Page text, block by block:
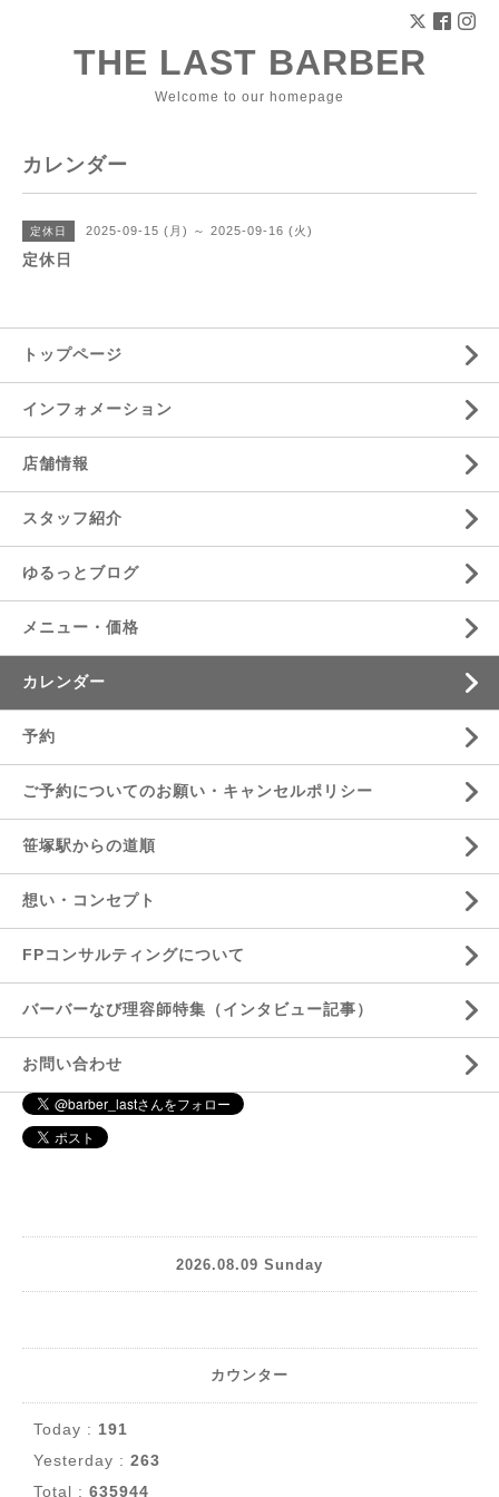
THE LAST BARBER
Welcome to our homepage
カレンダー
定休日 2025-09-15 (月) ～ 2025-09-16 (火)
定休日
トップページ
インフォメーション
店舗情報
スタッフ紹介
ゆるっとブログ
メニュー・価格
カレンダー
予約
ご予約についてのお願い・キャンセルポリシー
笹塚駅からの道順
想い・コンセプト
FPコンサルティングについて
バーバーなび理容師特集（インタビュー記事）
お問い合わせ
2026.08.09 Sunday
カウンター
Today : 191
Yesterday : 263
Total : 635944